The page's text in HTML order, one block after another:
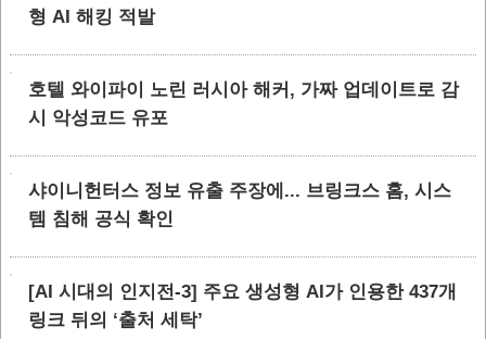
형 AI 해킹 적발
호텔 와이파이 노린 러시아 해커, 가짜 업데이트로 감
시 악성코드 유포
샤이니헌터스 정보 유출 주장에... 브링크스 홈, 시스
템 침해 공식 확인
[AI 시대의 인지전-3] 주요 생성형 AI가 인용한 437개
링크 뒤의 ‘출처 세탁’